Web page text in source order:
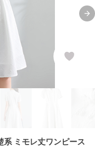
系 ミモレ丈ワンピース